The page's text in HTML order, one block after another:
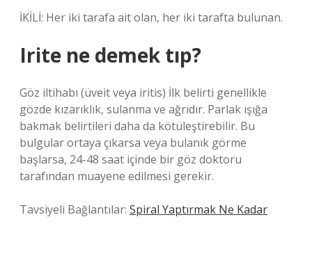
İKİLİ: Her iki tarafa ait olan, her iki tarafta bulunan.
Irite ne demek tıp?
Göz iltihabı (üveit veya iritis) İlk belirti genellikle
gözde kızarıklık, sulanma ve ağrıdır. Parlak ışığa
bakmak belirtileri daha da kötüleştirebilir. Bu
bulgular ortaya çıkarsa veya bulanık görme
başlarsa, 24-48 saat içinde bir göz doktoru
tarafından muayene edilmesi gerekir.
Tavsiyeli Bağlantılar: Spiral Yaptırmak Ne Kadar